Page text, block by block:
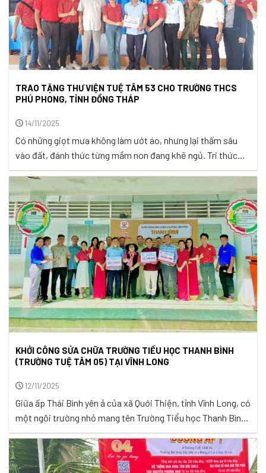
TRAO TẶNG THƯ VIỆN TUỆ TÂM 53 CHO TRƯỜNG THCS
PHÚ PHONG, TỈNH ĐỒNG THÁP
14/11/2025
Có những giọt mưa không làm ướt áo, nhưng lại thấm sâu
vào đất, đánh thức từng mầm non đang khẽ ngủ. Tri thức
cũng thế, lặng lẽ như mưa, dịu dàng như sương, gieo vào
lòng người những hạt giống nhiệm màu để nuôi dưỡng
những ước mơ bay xa. Trong từng quyển sách, ...
KHỞI CÔNG SỬA CHỮA TRƯỜNG TIỂU HỌC THANH BÌNH
(TRƯỜNG TUỆ TÂM 05) TẠI VĨNH LONG
12/11/2025
Giữa ấp Thái Bình yên ả của xã Quới Thiện, tỉnh Vĩnh Long, có
một ngôi trường nhỏ mang tên Trường Tiểu học Thanh Bình
– nơi mỗi sớm tinh mơ, tiếng cười trong trẻo của các em
học sinh vẫn vang lên, vượt lên cả những thiếu thốn, khó
khăn đang hiện hữu từng ...